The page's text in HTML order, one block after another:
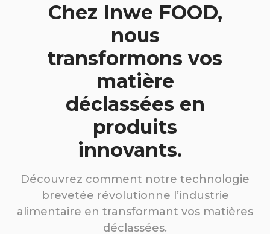
Chez Inwe FOOD,
nous
transformons vos
matière
déclassées en
produits
innovants.
Découvrez comment notre technologie
brevetée révolutionne l’industrie
alimentaire en transformant vos matières
déclassées.